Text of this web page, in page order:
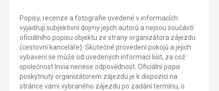
Popisy, recenze a fotografie uvedené v informacích
vyjadřují subjektivní dojmy jejich autorů a nejsou součástí
oficiálního popisu objektu ze strany organizátora zájezdu
(cestovní kanceláře). Skutečné provedení pokojů a jejich
vybavení se může od uvedených informací lišit, za což
společnost Invia nenese odpovědnost. Oficiální popis
poskytnutý organizátorem zájezdu je k dispozici na
stránce vámi vybraného zájezdu po zadání termínu, o